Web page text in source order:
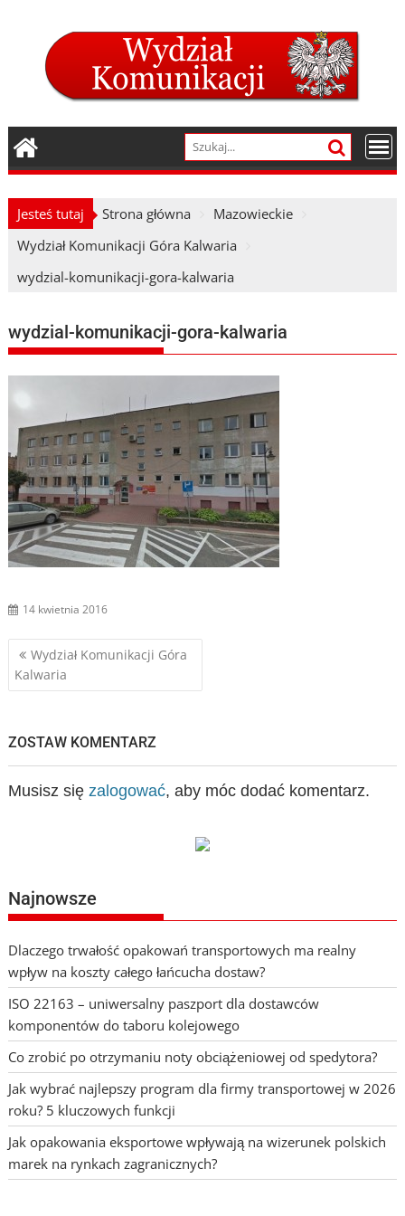
Jesteś tutaj Strona główna
Mazowieckie
Wydział Komunikacji Góra Kalwaria
wydzial-komunikacji-gora-kalwaria
wydzial-komunikacji-gora-kalwaria
14 kwietnia 2016
Nawigacja
wpisu
Wydział Komunikacji Góra
Kalwaria
ZOSTAW KOMENTARZ
Musisz się zalogować, aby móc dodać komentarz.
Najnowsze
Dlaczego trwałość opakowań transportowych ma realny
wpływ na koszty całego łańcucha dostaw?
ISO 22163 – uniwersalny paszport dla dostawców
komponentów do taboru kolejowego
Co zrobić po otrzymaniu noty obciążeniowej od spedytora?
Jak wybrać najlepszy program dla firmy transportowej w 2026
roku? 5 kluczowych funkcji
Jak opakowania eksportowe wpływają na wizerunek polskich
marek na rynkach zagranicznych?